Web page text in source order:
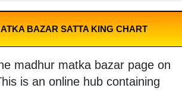
BAZAR SATTA KING CHART
madhur matka bazar page on
is an online hub containing